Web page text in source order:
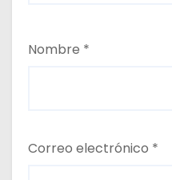
Nombre *
Correo electrónico *